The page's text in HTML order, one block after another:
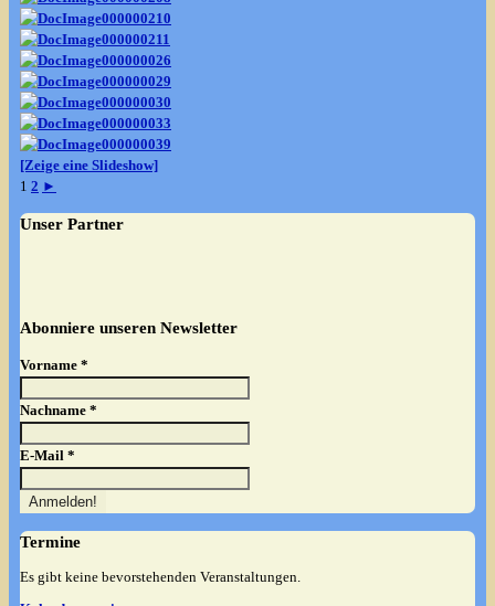
[Zeige eine Slideshow]
1 2 ►
Unser Partner
Abonniere unseren Newsletter
Vorname *
Nachname *
E-Mail *
Termine
Es gibt keine bevorstehenden Veranstaltungen.